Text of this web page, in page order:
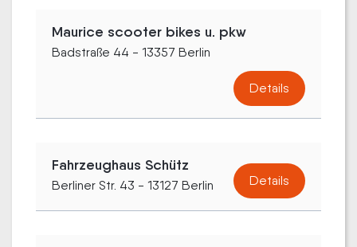
Maurice scooter bikes u. pkw
Badstraße 44 - 13357 Berlin
Details
Fahrzeughaus Schütz
Berliner Str. 43 - 13127 Berlin Details